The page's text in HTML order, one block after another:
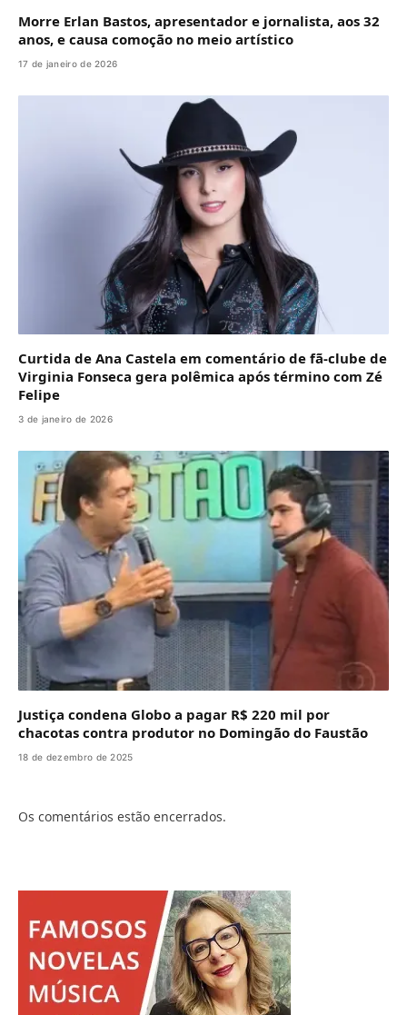
Morre Erlan Bastos, apresentador e jornalista, aos 32
anos, e causa comoção no meio artístico
17 de janeiro de 2026
Curtida de Ana Castela em comentário de fã-clube de
Virginia Fonseca gera polêmica após término com Zé
Felipe
3 de janeiro de 2026
Justiça condena Globo a pagar R$ 220 mil por
chacotas contra produtor no Domingão do Faustão
18 de dezembro de 2025
Os comentários estão encerrados.